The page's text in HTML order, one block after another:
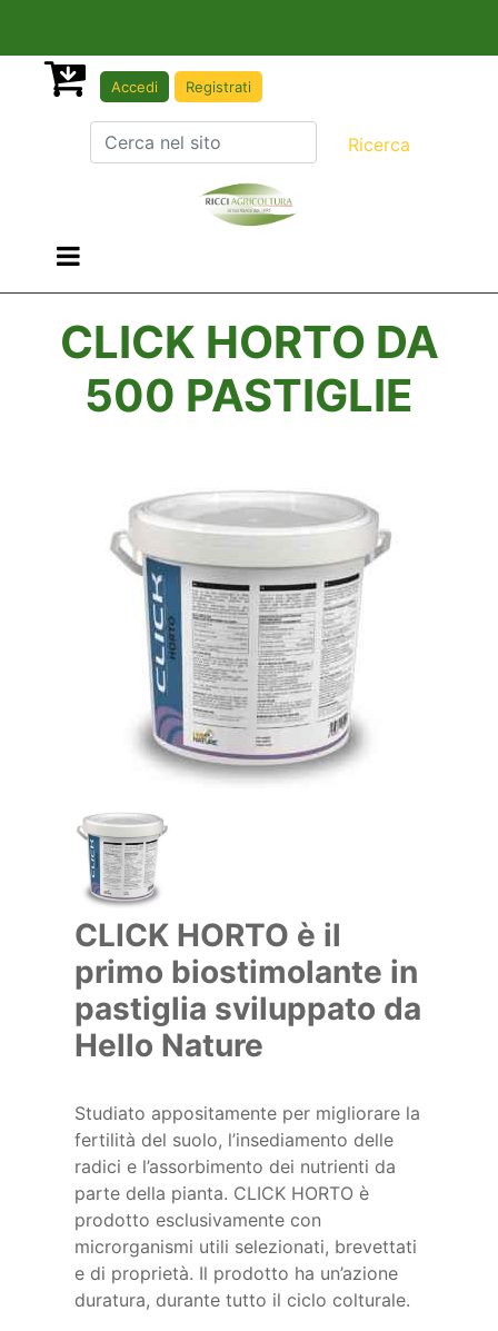
Accedi Registrati
Open menu
CLICK HORTO DA
500 PASTIGLIE
CLICK HORTO è il
primo biostimolante in
pastiglia sviluppato da
Hello Nature
Studiato appositamente per migliorare la
fertilità del suolo, l’insediamento delle
radici e l’assorbimento dei nutrienti da
parte della pianta. CLICK HORTO è
prodotto esclusivamente con
microrganismi utili selezionati, brevettati
e di proprietà. Il prodotto ha un’azione
duratura, durante tutto il ciclo colturale.